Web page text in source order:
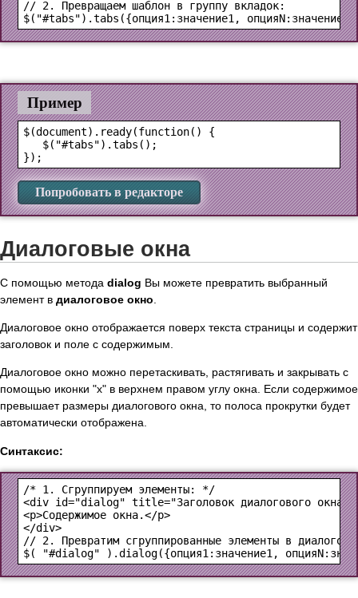
$("#tabs").tabs({опция1:значение1,
Пример
$(document).ready(function() {
   $("#tabs").tabs();
Попробовать в редакторе
Диалоговые окна
С помощью метода dialog Вы можете превратить выбранный
элемент в диалоговое окно
Диалоговое окно отображается поверх текста страницы и содержит
заголовок и поле с содержимым.
Диалоговое окно можно перетаскивать, растягивать и закрывать с
помощью иконки "х" в верхнем правом углу окна. Если содержимое
превышает размеры диалогового окна, то полоса прокрутки будет
автоматически отображена.
Синтаксис:
<div id="dialog" title="Заголовок диалогового окна">
<p>Содержимое окна.</p>
</div>
$( "#dialog" ).dialog({опция1:значение1,